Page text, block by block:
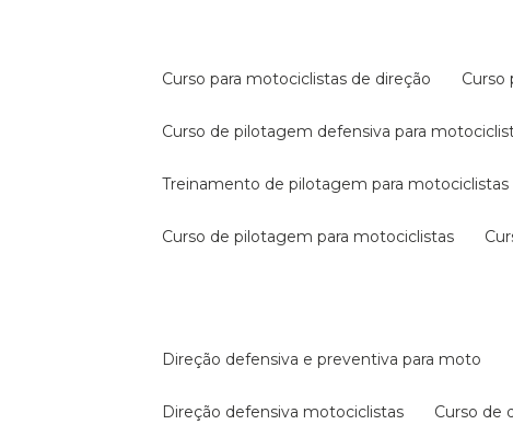
curso para motociclistas de direção
curso de pilotagem defensiva para
treinamento de pilotagem para motociclistas
curso de pilotagem para motociclistas
direção defensiva e preventiva para moto
direção defensiva motociclistas curso de